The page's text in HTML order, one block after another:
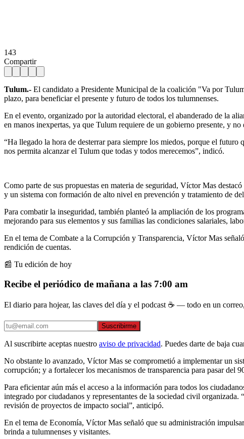
143
Compartir
Tulum.- El candidato a Presidente Municipal de la coalición "Va por
plazo, para beneficiar el presente y futuro de todos los tulumnenses.
En el evento, organizado por la autoridad electoral, el abanderado de la
en manos inexpertas, ya que Tulum requiere de un gobierno presente, y no
“Ha llegado la hora de desterrar para siempre los miedos, porque el
nos permita alcanzar el Tulum que todas y todos merecemos”, indicó.
Como parte de sus propuestas en materia de seguridad, Víctor Mas
y un sistema con formación de alto nivel en prevención y tratamiento de
Para combatir la inseguridad, también planteó la ampliación de los
mejorando para sus elementos y sus familias las condiciones salariales,
En el tema de Combate a la Corrupción y Transparencia, Víctor Mas
rendición de cuentas.
📰 Tu edición de hoy
Recibe el periódico de mañana a las 7:00 am
El diario para hojear, las claves del día y el podcast ☕ — todo en un
Suscribirme
Al suscribirte aceptas nuestro aviso de privacidad. Puedes darte de baja
No obstante lo avanzado, Víctor Mas se comprometió a implementar un
corrupción; y a fortalecer los mecanismos de transparencia para pasar
Para eficientar aún más el acceso a la información para todos los
integrado por ciudadanos y representantes de la sociedad civil
revisión de proyectos de impacto social”, anticipó.
En el tema de Economía, Víctor Mas señaló que su administración
brinda a tulumnenses y visitantes.